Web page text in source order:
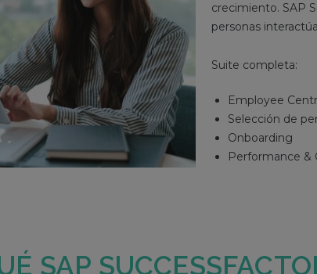
crecimiento. SAP
personas
Suite completa:
Employee
Selección de
Onboarding
Performance &
SAP